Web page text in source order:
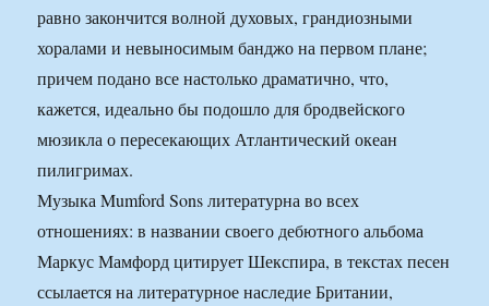
равно закончится волной духовых, грандиозными
хоралами и невыносимым банджо на первом плане;
причем подано все настолько драматично, что,
кажется, идеально бы подошло для бродвейского
мюзикла о пересекающих Атлантический океан
пилигримах.
Музыка Mumford Sons литературна во всех
отношениях: в названии своего дебютного альбома
Маркус Мамфорд цитирует Шекспира, в текстах песен
ссылается на литературное наследие Британии,